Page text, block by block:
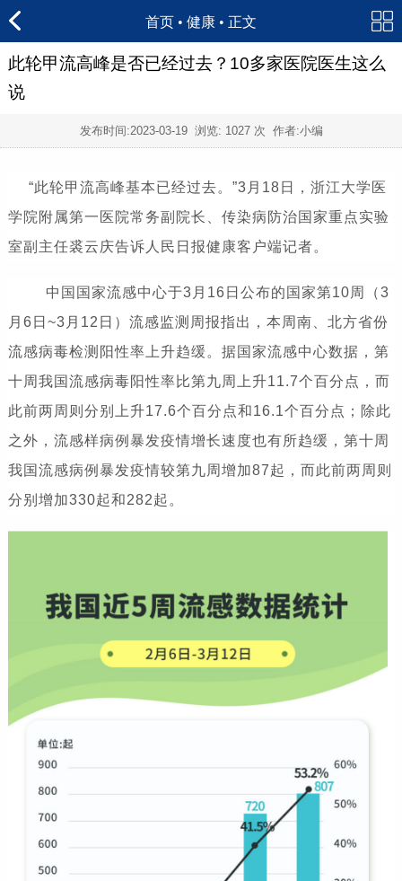
首页 • 健康 • 正文
此轮甲流高峰是否已经过去？10多家医院医生这么
说
发布时间:2023-03-19浏览: 1027 次 作者:小编
“此轮甲流高峰基本已经过去。”3月18日，浙江大学医
学院附属第一医院常务副院长、传染病防治国家重点实验
室副主任裘云庆告诉人民日报健康客户端记者。
中国国家流感中心于3月16日公布的国家第10周（3
月6日~3月12日）流感监测周报指出，本周南、北方省份
流感病毒检测阳性率上升趋缓。据国家流感中心数据，第
十周我国流感病毒阳性率比第九周上升11.7个百分点，而
此前两周则分别上升17.6个百分点和16.1个百分点；除此
之外，流感样病例暴发疫情增长速度也有所趋缓，第十周
我国流感病例暴发疫情较第九周增加87起，而此前两周则
分别增加330起和282起。